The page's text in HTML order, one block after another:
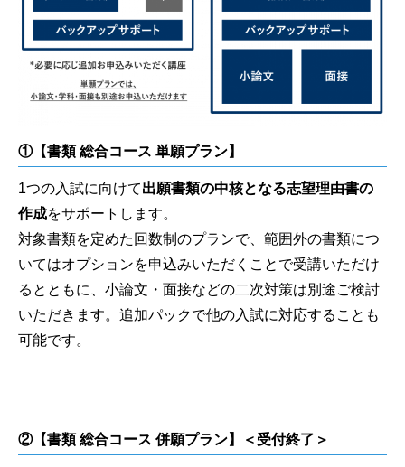
①【書類 総合コース 単願プラン】
1つの入試に向けて出願書類の中核となる志望理由書の
作成をサポートします。
対象書類を定めた回数制のプランで、範囲外の書類につ
いてはオプションを申込みいただくことで受講いただけ
るとともに、小論文・面接などの二次対策は別途ご検討
いただきます。追加パックで他の入試に対応することも
可能です。
②【書類 総合コース 併願プラン】＜受付終了＞